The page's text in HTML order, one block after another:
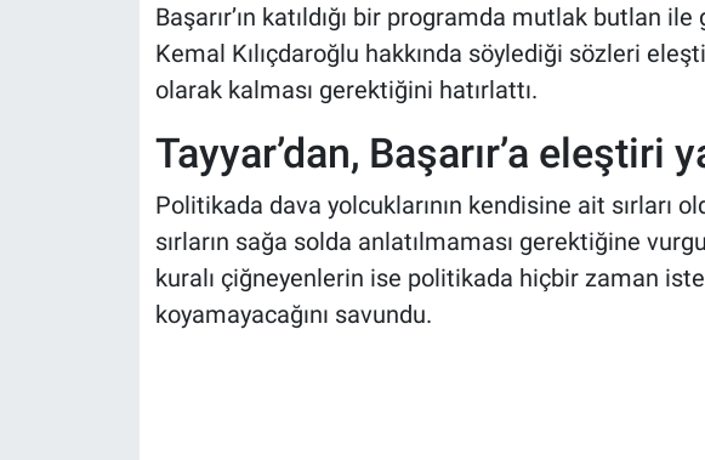
Başarır’ın katıldığı bir programda mutlak butlan
Kemal Kılıçdaroğlu hakkında söylediği sözleri
olarak kalması gerektiğini hatırlattı.
Tayyar’dan, Başarır’a eleştiri
Politikada dava yolcuklarının kendisine ait sırları
sırların sağa solda anlatılmaması gerektiğine
kuralı çiğneyenlerin ise politikada hiçbir zaman
koyamayacağını savundu.